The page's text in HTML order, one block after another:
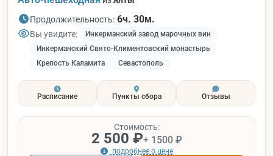
Продолжительность: 6ч. 30м.
Вы увидите:
Инкерманский завод марочных вин
Инкерманский Свято-Климентовский монастырь
Крепость Каламита
Севастополь
Расписание Пункты сбора Отзывы
Стоимость:
2 500 ₽+ 1500 ₽
подробнее о цене